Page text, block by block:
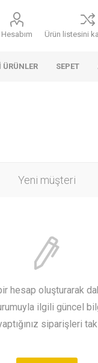
Hesabım Ürün listesini
ÜRÜNLER SEPET
Yeni müşteri
hesap oluşturarak
ilgili güncel
siparişleri